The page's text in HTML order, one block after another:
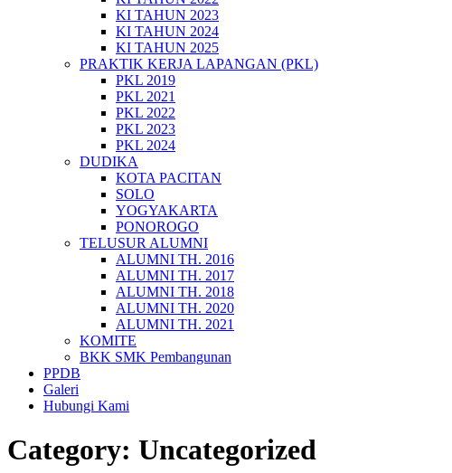
KI TAHUN 2023
KI TAHUN 2024
KI TAHUN 2025
PRAKTIK KERJA LAPANGAN (PKL)
PKL 2019
PKL 2021
PKL 2022
PKL 2023
PKL 2024
DUDIKA
KOTA PACITAN
SOLO
YOGYAKARTA
PONOROGO
TELUSUR ALUMNI
ALUMNI TH. 2016
ALUMNI TH. 2017
ALUMNI TH. 2018
ALUMNI TH. 2020
ALUMNI TH. 2021
KOMITE
BKK SMK Pembangunan
PPDB
Galeri
Hubungi Kami
Category: Uncategorized